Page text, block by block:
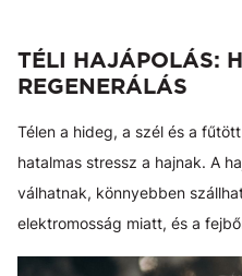
TÉLI HAJÁPOLÁS:
REGENERÁLÁS
Télen a hideg, a szél és a
hatalmas stressz a hajnak. A
válhatnak, könnyebben
elektromosság miatt, és a